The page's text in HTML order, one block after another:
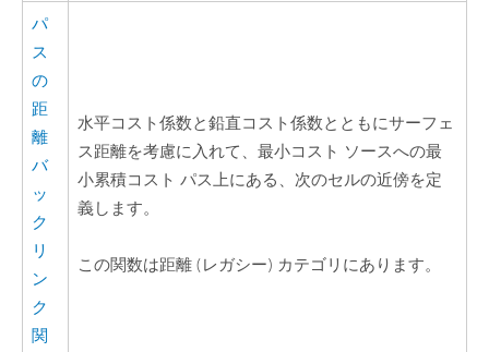
パ
ス
の
距
離
バ
ッ
ク
リ
ン
ク
関
水平コスト係数と鉛直コスト係数とともにサーフェ
ス距離を考慮に入れて、最小コスト ソースへの最
小累積コスト パス上にある、次のセルの近傍を定
義します。
この関数は距離 (レガシー) カテゴリにあります。